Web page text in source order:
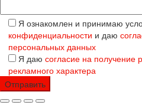
Я ознакомлен и принимаю
конфиденциальности и даю
персональных данных
Я даю согласие на
рекламного характера